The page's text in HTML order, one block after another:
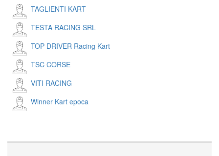
TAGLIENTI KART
TESTA RACING SRL
TOP DRIVER Racing Kart
TSC CORSE
VITI RACING
Winner Kart epoca